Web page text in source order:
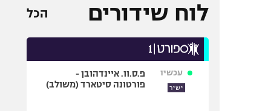
שחייה
ג'ודו
ספורט אולימפי
לוח שידורים הכל
עכשיו
ישיר
פ.ס.וו. איינדהובן -
פורטונה סיטארד (משולב)